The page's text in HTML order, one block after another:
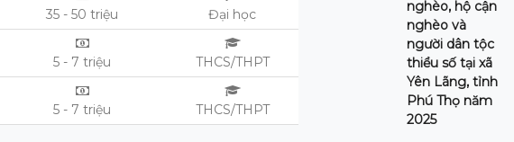
35 - 50 triệu Đại học
5 - 7 triệu THCS/THPT
5 - 7 triệu THCS/THPT
nghèo, hộ cận
nghèo và
người dân tộc
thiểu số tại xã
Yên Lãng, tỉnh
Phú Thọ năm
2025